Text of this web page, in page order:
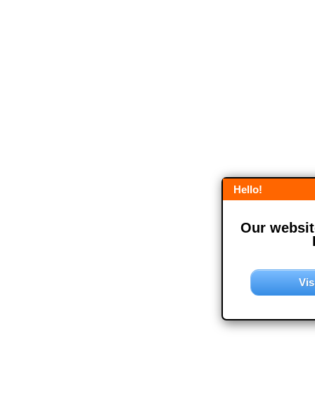
Hello!
Our